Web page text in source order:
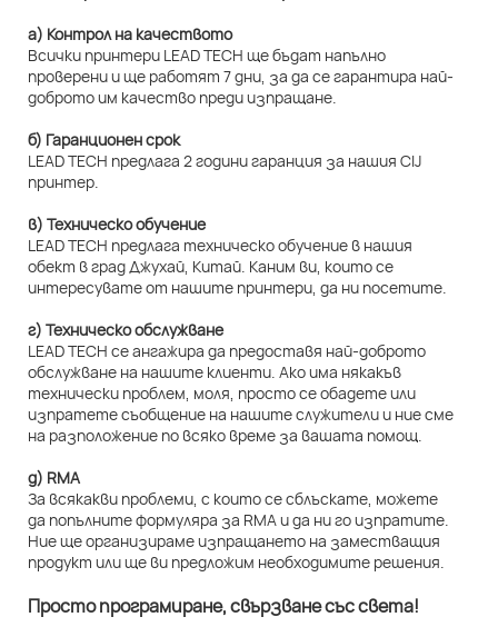
а) Контрол на качеството
Всички принтери LEAD TECH ще бъдат напълно
проверени и ще работят 7 дни, за да се гарантира най-
доброто им качество преди изпращане.
б) Гаранционен срок
LEAD TECH предлага 2 години гаранция за нашия CIJ
принтер.
в) Техническо обучение
LEAD TECH предлага техническо обучение в нашия
обект в град Джухай, Китай. Каним ви, които се
интересувате от нашите принтери, да ни посетите.
г) Техническо обслужване
LEAD TECH се ангажира да предоставя най-доброто
обслужване на нашите клиенти. Ако има някакъв
технически проблем, моля, просто се обадете или
изпратете съобщение на нашите служители и ние сме
на разположение по всяко време за вашата помощ.
д) RMA
За всякакви проблеми, с които се сблъскате, можете
да попълните формуляра за RMA и да ни го изпратите.
Ние ще организираме изпращането на заместващия
продукт или ще ви предложим необходимите решения.
Просто програмиране, свързване със света!